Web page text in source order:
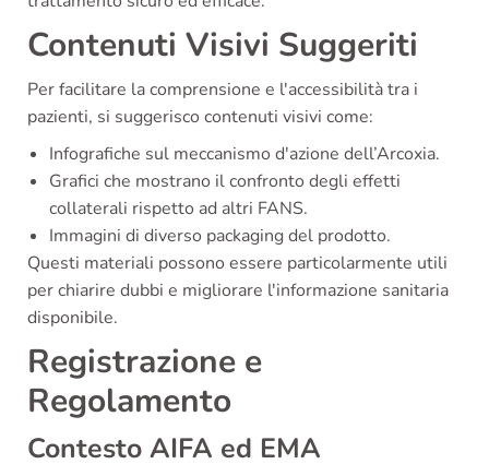
Contenuti Visivi Suggeriti
Per facilitare la comprensione e l'accessibilità tra i
pazienti, si suggerisco contenuti visivi come:
Infografiche sul meccanismo d'azione dell’Arcoxia.
Grafici che mostrano il confronto degli effetti
collaterali rispetto ad altri FANS.
Immagini di diverso packaging del prodotto.
Questi materiali possono essere particolarmente utili
per chiarire dubbi e migliorare l'informazione sanitaria
disponibile.
Registrazione e
Regolamento
Contesto AIFA ed EMA